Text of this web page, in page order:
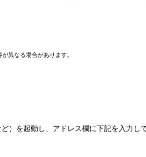
異なる場合があります。
）を起動し、アドレス欄に下記を入力し